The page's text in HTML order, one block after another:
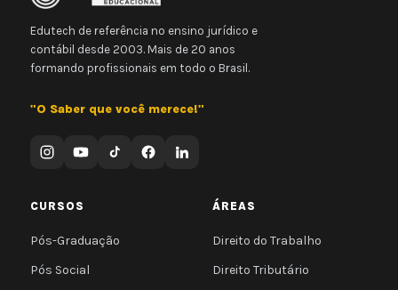
Edutech de referência no ensino jurídico e
contábil desde 2003. Mais de 20 anos
formando profissionais em todo o Brasil.
"O Saber que você merece!"
CURSOS
Pós-Graduação
Pós Social
ÁREAS
Direito do Trabalho
Direito Tributário